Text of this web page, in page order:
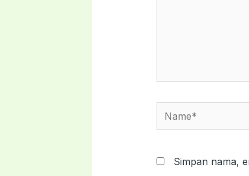
Name*
Simpan nama,